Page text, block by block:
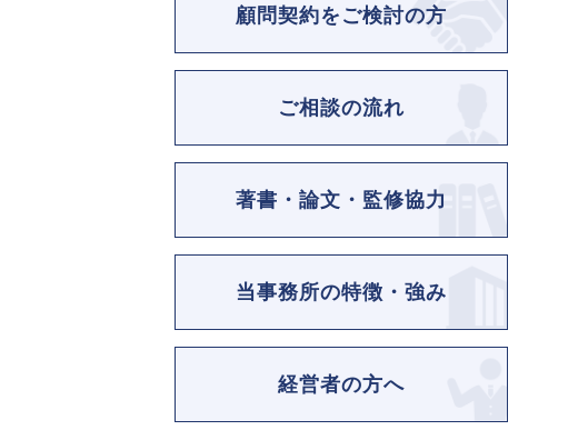
顧問契約をご検討の方
ご相談の流れ
著書・論文・監修協力
当事務所の特徴・強み
経営者の方へ